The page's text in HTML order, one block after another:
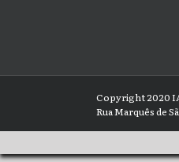
Copyright 2020
Rua Marquês de